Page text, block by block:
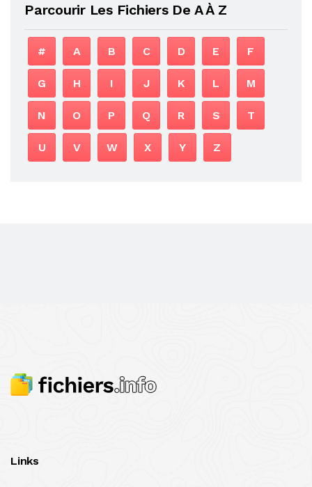
Parcourir Les Fichiers De A À Z
# A B C D E F
G H I J K L M
N O P Q R S T
U V W X Y Z
Links